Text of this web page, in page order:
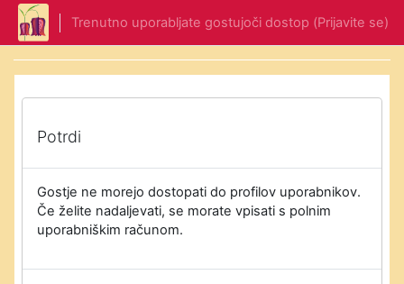
Preskoči na glavno vsebino
Trenutno uporabljate gostujoči dostop (Prijavite se)
Potrdi
Gostje ne morejo dostopati do profilov uporabnikov.
Če želite nadaljevati, se morate vpisati s polnim
uporabniškim računom.